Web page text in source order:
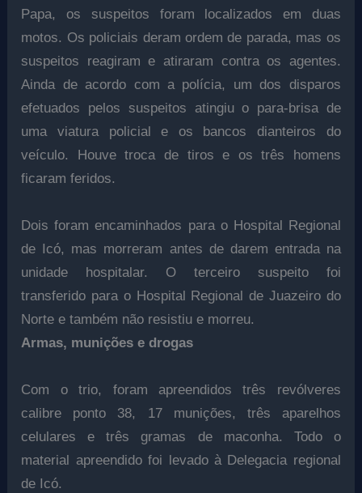
Papa, os suspeitos foram localizados em duas
motos. Os policiais deram ordem de parada, mas os
suspeitos reagiram e atiraram contra os agentes.
Ainda de acordo com a polícia, um dos disparos
efetuados pelos suspeitos atingiu o para-brisa de
uma viatura policial e os bancos dianteiros do
veículo. Houve troca de tiros e os três homens
ficaram feridos.
Dois foram encaminhados para o Hospital Regional
de Icó, mas morreram antes de darem entrada na
unidade hospitalar. O terceiro suspeito foi
transferido para o Hospital Regional de Juazeiro do
Norte e também não resistiu e morreu.
Armas, munições e drogas
Com o trio, foram apreendidos três revólveres
calibre ponto 38, 17 munições, três aparelhos
celulares e três gramas de maconha. Todo o
material apreendido foi levado à Delegacia regional
de Icó.